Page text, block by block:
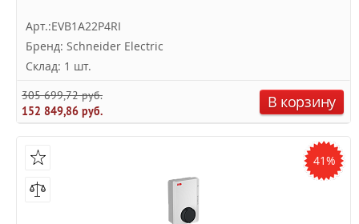
Арт.:EVB1A22P4RI
Бренд: Schneider Electric
Склад: 1 шт.
305 699,72 руб.
152 849,86 руб.
В корзину
41%